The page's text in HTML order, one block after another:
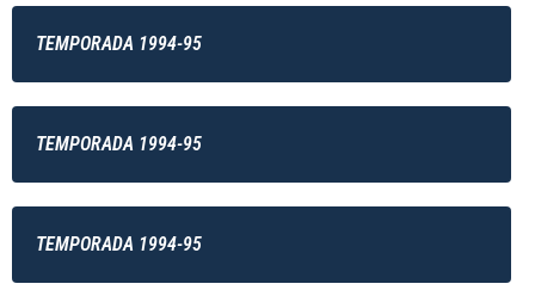
TEMPORADA 1994-95
TEMPORADA 1994-95
TEMPORADA 1994-95